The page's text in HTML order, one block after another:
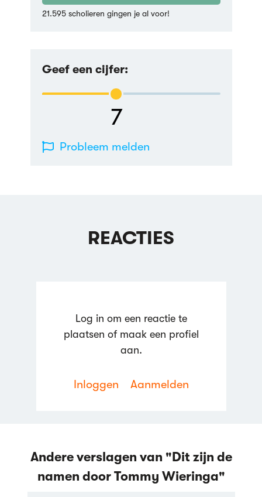
21.595 scholieren gingen je al voor!
Geef een cijfer:
7
Probleem melden
REACTIES
Log in om een reactie te
plaatsen of maak een profiel
aan.
Inloggen Aanmelden
Andere verslagen van "Dit zijn de
namen door Tommy Wieringa"